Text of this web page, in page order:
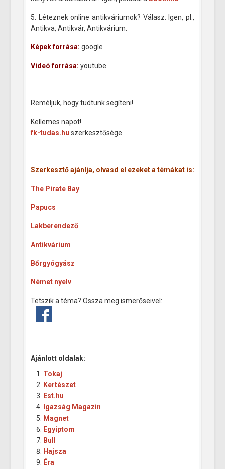
5. Léteznek online antikváriumok? Válasz: Igen, pl.,
Antikva, Antikvár, Antikvárium.
Képek forrása: google
Videó forrása: youtube
Reméljük, hogy tudtunk segíteni!
Kellemes napot!
fk-tudas.hu szerkesztősége
Szerkesztő ajánlja, olvasd el ezeket a témákat is:
The Pirate Bay
Papucs
Lakberendező
Antikvárium
Bőrgyógyász
Német nyelv
Tetszik a téma? Ossza meg ismerőseivel:
Ajánlott oldalak:
Tokaj
Kertészet
Est.hu
Igazság Magazin
Magnet
Egyiptom
Bull
Hajsza
Éra